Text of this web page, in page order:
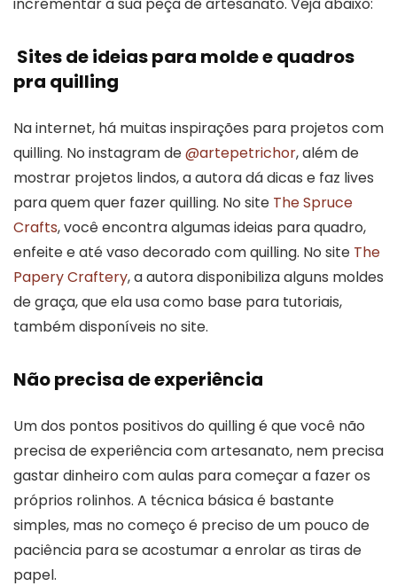
Sites de ideias para molde e quadros
pra quilling
Na internet, há muitas inspirações para projetos com
quilling. No instagram de@artepetrichor, além de
mostrar projetos lindos, a autora dá dicas e faz lives
para quem quer fazer quilling. No site The Spruce
Crafts, você encontra algumas ideias para quadro,
enfeite e até vaso decorado com quilling. No site The
Papery Craftery, a autora disponibiliza alguns moldes
de graça, que ela usa como base para tutoriais,
também disponíveis no site.
Não precisa de experiência
Um dos pontos positivos do quilling é que você não
precisa de experiência com artesanato, nem precisa
gastar dinheiro com aulas para começar a fazer os
próprios rolinhos. A técnica básica é bastante
simples, mas no começo é preciso de um pouco de
paciência para se acostumar a enrolar as tiras de
papel.